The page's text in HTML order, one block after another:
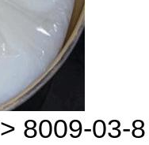
> 8009-03-8